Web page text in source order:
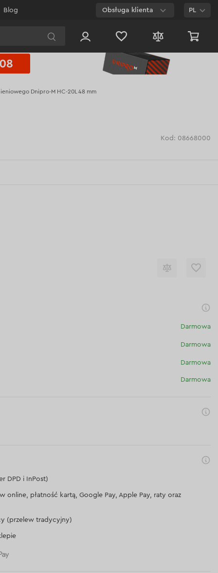
Blog Obsługa klienta
Czat na
stronie
PL
Dnipro-M HC-20L 48 mm
Kod: 08668000
Darmowa
Darmowa
Darmowa
Darmowa
DPD i InPost)
online, płatność kartą, Google Pay, Apple Pay, raty oraz
(przelew tradycyjny)